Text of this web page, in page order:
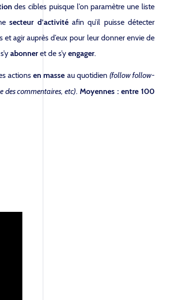
des cibles puisque l’on paramètre une liste
secteur d’activitéafin qu’il puisse détecter
et agir auprès d’eux pour leur donner envie de
abonneret de s’yengager.
actionsen masse au quotidien (follow follow-
des commentaires, etc). Moyennes : entre 100